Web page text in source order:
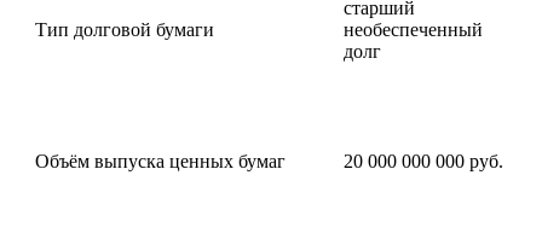
Тип долговой бумаги
старший
необеспеченный
долг
Объём выпуска ценных бумаг 20 000 000 000 руб.